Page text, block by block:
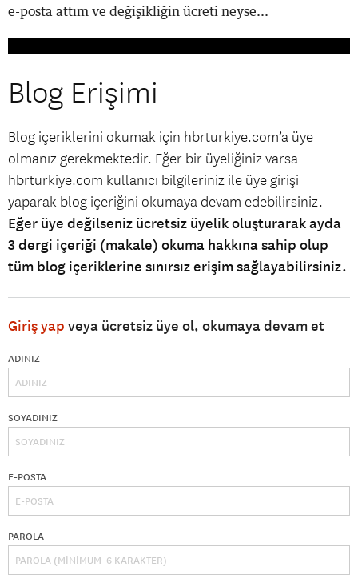
e-posta attım ve değişikliğin ücreti neyse...
Blog Erişimi
Blog içeriklerini okumak için hbrturkiye.com’a üye
olmanız gerekmektedir. Eğer bir üyeliğiniz varsa
hbrturkiye.com kullanıcı bilgileriniz ile üye girişi
yaparak blog içeriğini okumaya devam edebilirsiniz.
Eğer üye değilseniz ücretsiz üyelik oluşturarak ayda
3 dergi içeriği (makale) okuma hakkına sahip olup
tüm blog içeriklerine sınırsız erişim sağlayabilirsiniz.
Giriş yap veya ücretsiz üye ol, okumaya devam et
ADINIZ
SOYADINIZ
E-POSTA
PAROLA